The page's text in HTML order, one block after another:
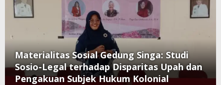
Materialitas Sosial Gedung Singa: Studi
Sosio-Legal terhadap Disparitas Upah dan
Pengakuan Subjek Hukum Kolonial